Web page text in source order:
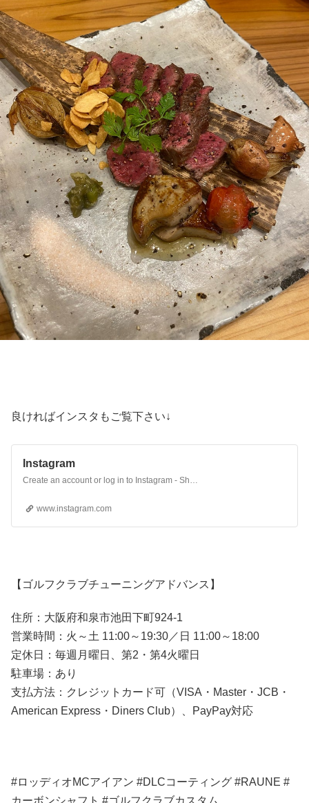
良ければインスタもご覧下さい↓
Instagram
www.instagram.com
【ゴルフクラブチューニングアドバンス】
住所：大阪府和泉市池田下町924-1
営業時間：火～土 11:00～19:30／日 11:00～18:00
定休日：毎週月曜日、第2・第4火曜日
駐車場：あり
支払方法：クレジットカード可（VISA・Master・JCB・
American Express・Diners Club）、PayPay対応
#ロッディオMCアイアン #DLCコーティング #RAUNE #
カーボンシャフト #ゴルフクラブカスタム